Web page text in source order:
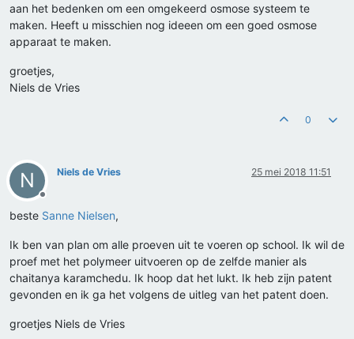
aan het bedenken om een omgekeerd osmose systeem te
maken. Heeft u misschien nog ideeen om een goed osmose
apparaat te maken.
groetjes,
Niels de Vries
0
N
Offline
Niels de Vries 25 mei 2018 11:51
beste Sanne Nielsen,
Ik ben van plan om alle proeven uit te voeren op school. Ik wil de
proef met het polymeer uitvoeren op de zelfde manier als
chaitanya karamchedu. Ik hoop dat het lukt. Ik heb zijn patent
gevonden en ik ga het volgens de uitleg van het patent doen.
groetjes Niels de Vries